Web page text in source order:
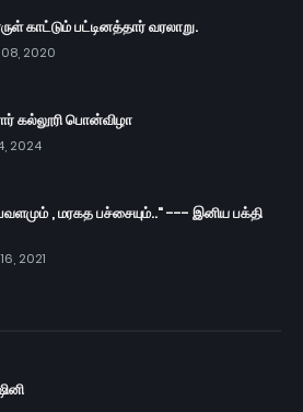
காட்டும் பட்டினத்தார் வரலாறு.
2020
கல்லூரி பொன்விழா
2024
, மரகத பச்சையும்.." --- இனிய பக்தி
2021